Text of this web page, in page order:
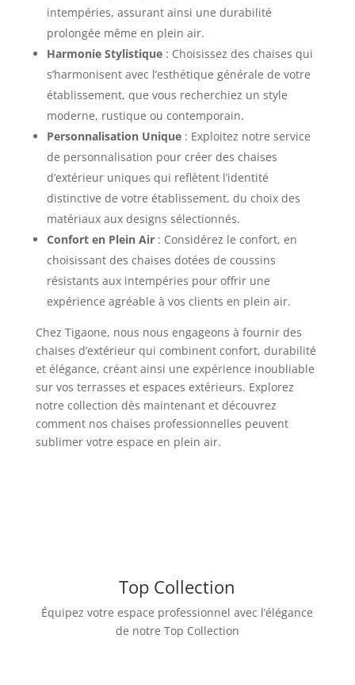
intempéries, assurant ainsi une durabilité
prolongée même en plein air.
Harmonie Stylistique: Choisissez des chaises qui
s’harmonisent avec l’esthétique générale de votre
établissement, que vous recherchiez un style
moderne, rustique ou contemporain.
Personnalisation Unique: Exploitez notre service
de personnalisation pour créer des chaises
d’extérieur uniques qui reflètent l’identité
distinctive de votre établissement, du choix des
matériaux aux designs sélectionnés.
Confort en Plein Air: Considérez le confort, en
choisissant des chaises dotées de coussins
résistants aux intempéries pour offrir une
expérience agréable à vos clients en plein air.
Chez Tigaone, nous nous engageons à fournir des
chaises d’extérieur qui combinent confort, durabilité
et élégance, créant ainsi une expérience inoubliable
sur vos terrasses et espaces extérieurs. Explorez
notre collection dès maintenant et découvrez
comment nos chaises professionnelles peuvent
sublimer votre espace en plein air.
Top Collection
Équipez votre espace professionnel avec l’élégance
de notre Top Collection